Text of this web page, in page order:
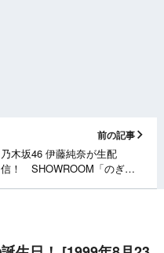
前の記事
乃木坂46 伊藤純奈が生配
信！ SHOWROOM「のぎお